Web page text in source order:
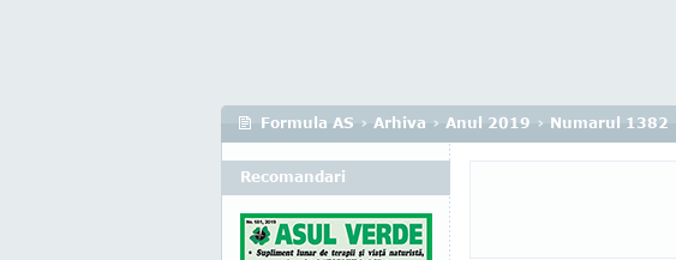
Formula AS › Arhiva › Anul 2019 › Numarul 1382
Recomandari